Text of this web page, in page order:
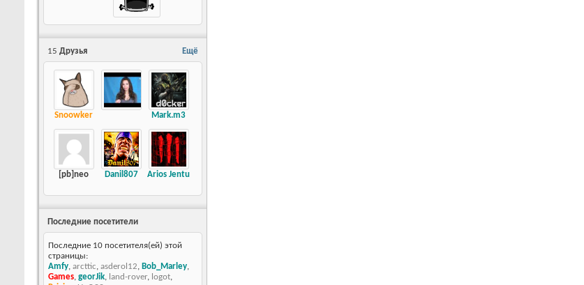
Ещё
15 Друзья
Snoowker Mark.m3
[pb]neo Danil807 Arios Jentu
Последние посетители
Последние 10 посетителя(ей) этой
страницы:
Amfy, arcttic, asderol12, Bob_Marley,
Games, georJik, land-rover, logot,